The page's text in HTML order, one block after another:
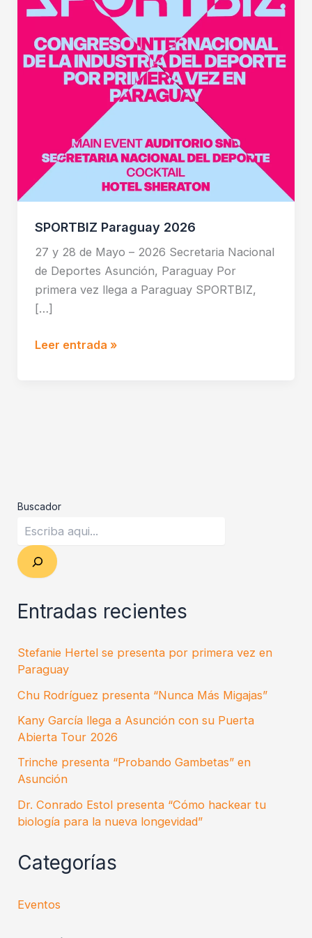
SPORTBIZ Paraguay 2026
27 y 28 de Mayo – 2026 Secretaria Nacional
de Deportes Asunción, Paraguay Por
primera vez llega a Paraguay SPORTBIZ,
[…]
Leer entrada »
Buscador
Entradas recientes
Stefanie Hertel se presenta por primera vez en
Paraguay
Chu Rodríguez presenta “Nunca Más Migajas”
Kany García llega a Asunción con su Puerta
Abierta Tour 2026
Trinche presenta “Probando Gambetas” en
Asunción
Dr. Conrado Estol presenta “Cómo hackear tu
biología para la nueva longevidad”
Categorías
Eventos